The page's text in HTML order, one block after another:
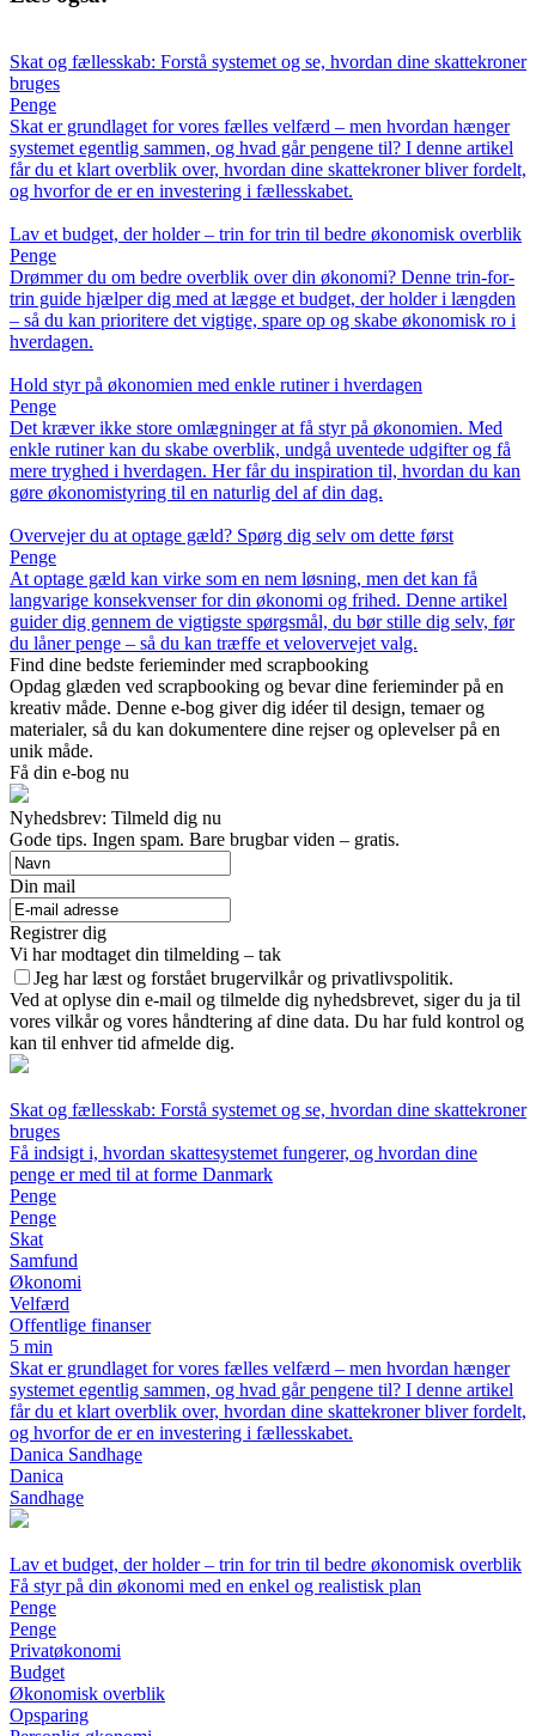
Skat og fællesskab: Forstå systemet og se, hvordan dine skattekroner
bruges
Penge
Skat er grundlaget for vores fælles velfærd – men hvordan hænger
systemet egentlig sammen, og hvad går pengene til? I denne artikel
får du et klart overblik over, hvordan dine skattekroner bliver fordelt,
og hvorfor de er en investering i fællesskabet.
Lav et budget, der holder – trin for trin til bedre økonomisk overblik
Penge
Drømmer du om bedre overblik over din økonomi? Denne trin-for-
trin guide hjælper dig med at lægge et budget, der holder i længden
– så du kan prioritere det vigtige, spare op og skabe økonomisk ro i
hverdagen.
Hold styr på økonomien med enkle rutiner i hverdagen
Penge
Det kræver ikke store omlægninger at få styr på økonomien. Med
enkle rutiner kan du skabe overblik, undgå uventede udgifter og få
mere tryghed i hverdagen. Her får du inspiration til, hvordan du kan
gøre økonomistyring til en naturlig del af din dag.
Overvejer du at optage gæld? Spørg dig selv om dette først
Penge
At optage gæld kan virke som en nem løsning, men det kan få
langvarige konsekvenser for din økonomi og frihed. Denne artikel
guider dig gennem de vigtigste spørgsmål, du bør stille dig selv, før
du låner penge – så du kan træffe et velovervejet valg.
Find dine bedste ferieminder med scrapbooking
Opdag glæden ved scrapbooking og bevar dine ferieminder på en
kreativ måde. Denne e-bog giver dig idéer til design, temaer og
materialer, så du kan dokumentere dine rejser og oplevelser på en
unik måde.
Få din e-bog nu
Nyhedsbrev: Tilmeld dig nu
Gode tips. Ingen spam. Bare brugbar viden – gratis.
Din mail
Registrer dig
Vi har modtaget din tilmelding – tak
Jeg har læst og forstået brugervilkår og privatlivspolitik.
Ved at oplyse din e-mail og tilmelde dig nyhedsbrevet, siger du ja til
vores vilkår og vores håndtering af dine data. Du har fuld kontrol og
kan til enhver tid afmelde dig.
Skat og fællesskab: Forstå systemet og se, hvordan dine skattekroner
bruges
Få indsigt i, hvordan skattesystemet fungerer, og hvordan dine
penge er med til at forme Danmark
Penge
Penge
Skat
Samfund
Økonomi
Velfærd
Offentlige finanser
5 min
Skat er grundlaget for vores fælles velfærd – men hvordan hænger
systemet egentlig sammen, og hvad går pengene til? I denne artikel
får du et klart overblik over, hvordan dine skattekroner bliver fordelt,
og hvorfor de er en investering i fællesskabet.
Danica Sandhage
Danica
Sandhage
Lav et budget, der holder – trin for trin til bedre økonomisk overblik
Få styr på din økonomi med en enkel og realistisk plan
Penge
Penge
Privatøkonomi
Budget
Økonomisk overblik
Opsparing